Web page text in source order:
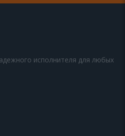
исполнителя для любых